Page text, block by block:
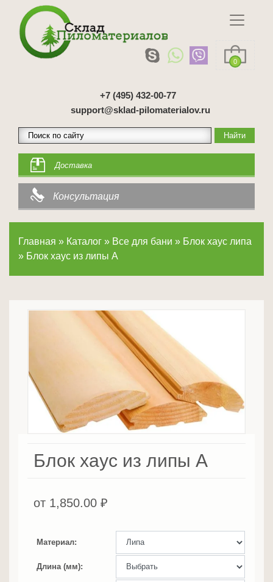
0
+7 (495) 432-00-77
support@sklad-pilomaterialov.ru
Доставка
Консультация
Главная » Каталог » Все для бани » Блок хаус липа
» Блок хаус из липы А
Блок хаус из липы А
от 1,850.00 ₽
Материал
Длина (мм)